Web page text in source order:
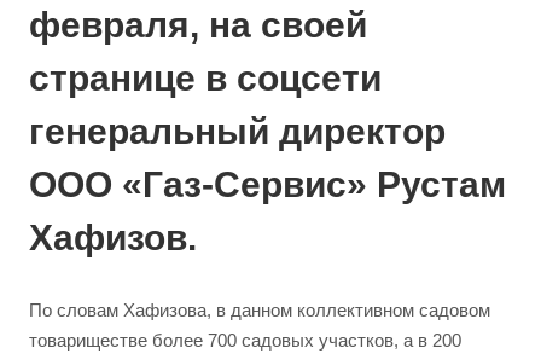
февраля, на своей
странице в соцсети
генеральный директор
ООО «Газ-Сервис» Рустам
Хафизов.
По словам Хафизова, в данном коллективном садовом
товариществе более 700 садовых участков, а в 200